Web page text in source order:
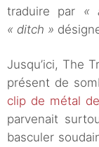
traduire par «
« ditch »
Jusqu’ici, The
présent de
clip de métal
parvenait
basculer